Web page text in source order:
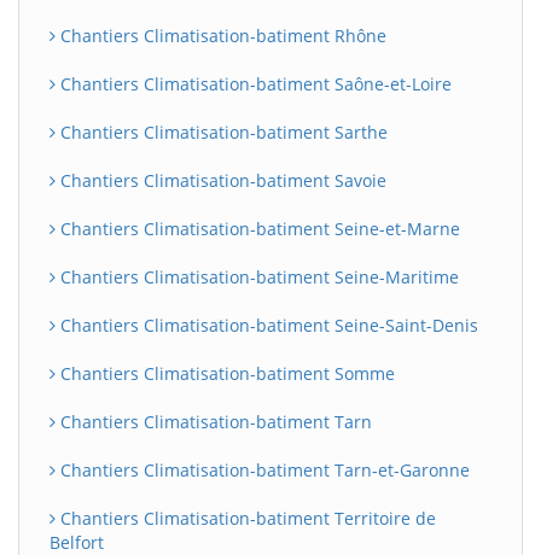
Chantiers Climatisation-batiment Rhône
Chantiers Climatisation-batiment Saône-et-Loire
Chantiers Climatisation-batiment Sarthe
Chantiers Climatisation-batiment Savoie
Chantiers Climatisation-batiment Seine-et-Marne
Chantiers Climatisation-batiment Seine-Maritime
Chantiers Climatisation-batiment Seine-Saint-Denis
Chantiers Climatisation-batiment Somme
Chantiers Climatisation-batiment Tarn
Chantiers Climatisation-batiment Tarn-et-Garonne
Chantiers Climatisation-batiment Territoire de
Belfort